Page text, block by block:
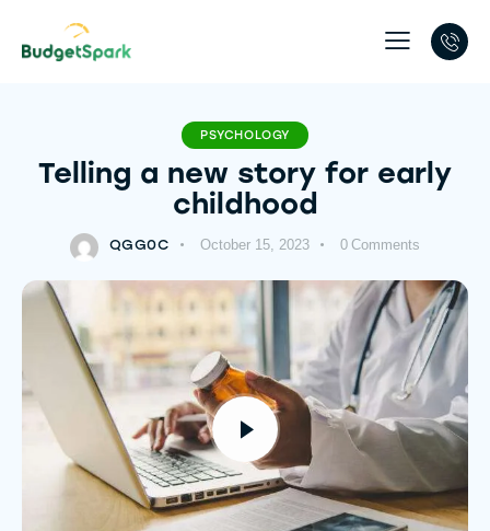
PSYCHOLOGY
Telling a new story for early
childhood
QGG0C October 15, 2023 0 Comments